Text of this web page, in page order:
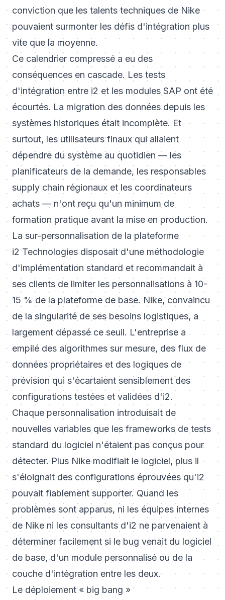
conviction que les talents techniques de Nike
pouvaient surmonter les défis d'intégration plus
vite que la moyenne.
Ce calendrier compressé a eu des
conséquences en cascade. Les tests
d'intégration entre i2 et les modules SAP ont été
écourtés. La migration des données depuis les
systèmes historiques était incomplète. Et
surtout, les utilisateurs finaux qui allaient
dépendre du système au quotidien — les
planificateurs de la demande, les responsables
supply chain régionaux et les coordinateurs
achats — n'ont reçu qu'un minimum de
formation pratique avant la mise en production.
La sur-personnalisation de la plateforme
i2 Technologies disposait d'une méthodologie
d'implémentation standard et recommandait à
ses clients de limiter les personnalisations à 10-
15 % de la plateforme de base. Nike, convaincu
de la singularité de ses besoins logistiques, a
largement dépassé ce seuil. L'entreprise a
empilé des algorithmes sur mesure, des flux de
données propriétaires et des logiques de
prévision qui s'écartaient sensiblement des
configurations testées et validées d'i2.
Chaque personnalisation introduisait de
nouvelles variables que les frameworks de tests
standard du logiciel n'étaient pas conçus pour
détecter. Plus Nike modifiait le logiciel, plus il
s'éloignait des configurations éprouvées qu'i2
pouvait fiablement supporter. Quand les
problèmes sont apparus, ni les équipes internes
de Nike ni les consultants d'i2 ne parvenaient à
déterminer facilement si le bug venait du logiciel
de base, d'un module personnalisé ou de la
couche d'intégration entre les deux.
Le déploiement « big bang »